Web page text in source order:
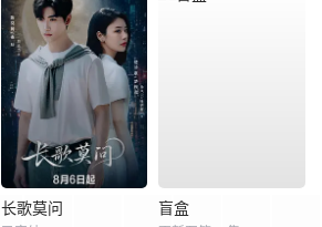
长歌莫问 盲盒